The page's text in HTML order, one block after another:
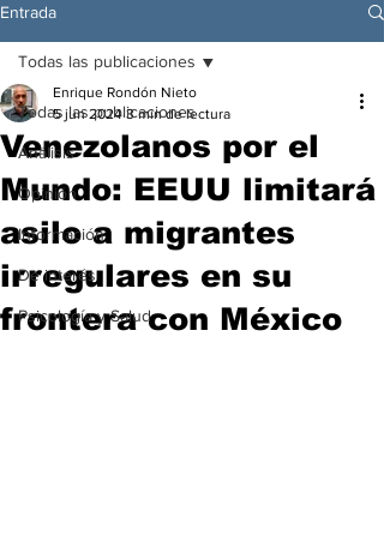
Entrada
Todas las publicaciones
Análisis
Opinión
Información
De interés
Psicología y Salud
Todas las publicaciones
Venezolanos por el
Mundo: EEUU limitará
asilo a migrantes
irregulares en su
frontera con México
Enrique Rondón Nieto
5 jun 2024 3 min de lectura